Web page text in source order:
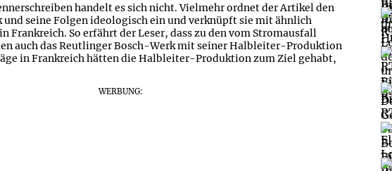
handelt es sich nicht. Vielmehr ordnet der Artikel den
und seine Folgen ideologisch ein und verknüpft sie mit ähnlich
Frankreich. So erfährt der Leser, dass zu den vom Stromausfall
auch das Reutlinger Bosch-Werk mit seiner Halbleiter-Produktion
in Frankreich hätten die Halbleiter-Produktion zum Ziel gehabt,
WERBUNG: